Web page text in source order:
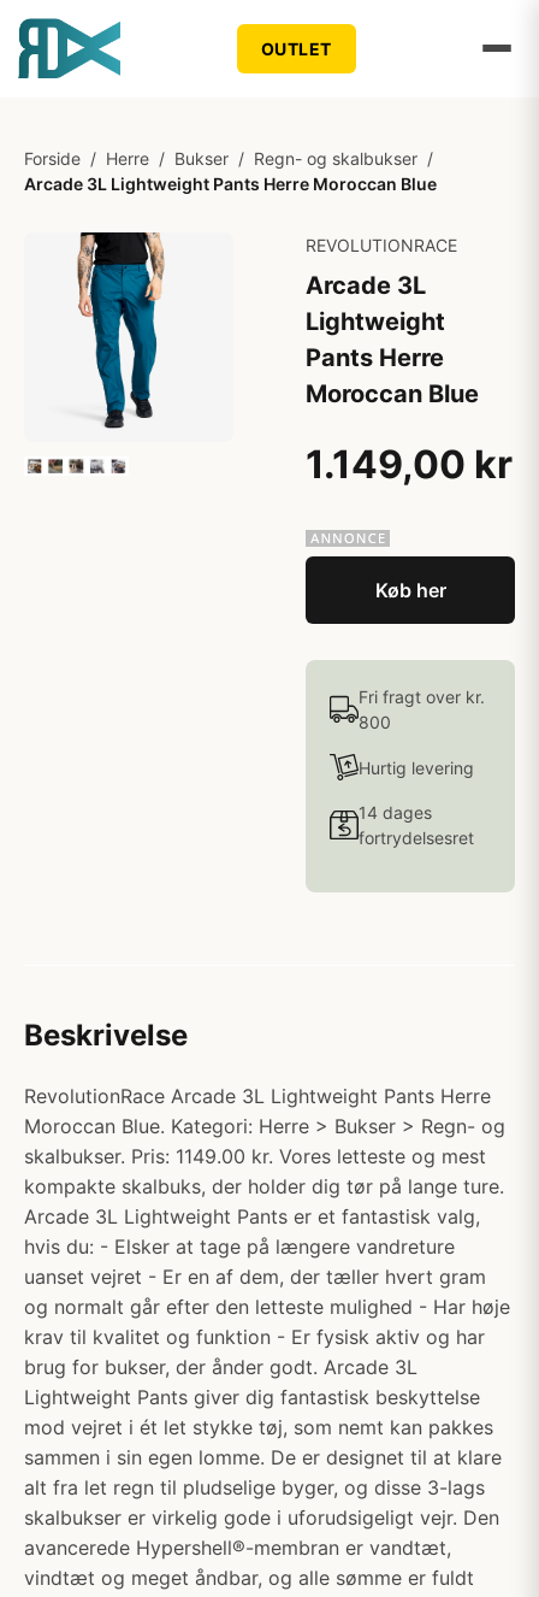
OUTLET
Forside / Herre / Bukser / Regn- og skalbukser /
Arcade 3L Lightweight Pants Herre Moroccan Blue
REVOLUTIONRACE
Arcade 3L
Lightweight
Pants Herre
Moroccan Blue
1.149,00 kr
Køb her
Fri fragt over kr.
800
Hurtig levering
14 dages
fortrydelsesret
Beskrivelse
RevolutionRace Arcade 3L Lightweight Pants Herre
Moroccan Blue. Kategori: Herre > Bukser > Regn- og
skalbukser. Pris: 1149.00 kr. Vores letteste og mest
kompakte skalbuks, der holder dig tør på lange ture.
Arcade 3L Lightweight Pants er et fantastisk valg,
hvis du: - Elsker at tage på længere vandreture
uanset vejret - Er en af dem, der tæller hvert gram
og normalt går efter den letteste mulighed - Har høje
krav til kvalitet og funktion - Er fysisk aktiv og har
brug for bukser, der ånder godt. Arcade 3L
Lightweight Pants giver dig fantastisk beskyttelse
mod vejret i ét let stykke tøj, som nemt kan pakkes
sammen i sin egen lomme. De er designet til at klare
alt fra let regn til pludselige byger, og disse 3-lags
skalbukser er virkelig gode i uforudsigeligt vejr. Den
avancerede Hypershell®-membran er vandtæt,
vindtæt og meget åndbar, og alle sømme er fuldt